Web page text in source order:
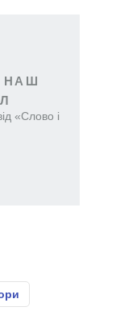
НАШ
«Слово і